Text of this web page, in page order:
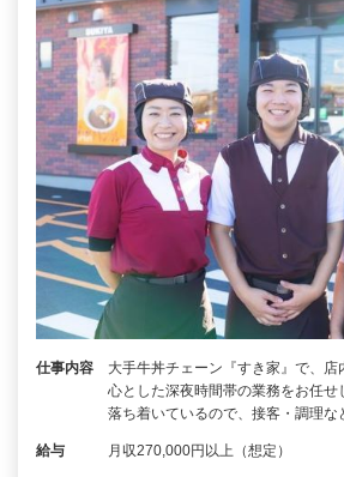
仕事内容
大手牛丼チェーン『すき家』で、店
心とした深夜時間帯の業務をお任せ
落ち着いているので、接客・調理
給与 月収270,000円以上（想定）